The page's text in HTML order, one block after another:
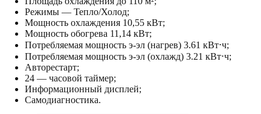
Режимы — Тепло/Холод;
Мощность охлаждения 10,55 кВт;
Мощность обогрева 11,14 кВт;
Потребляемая мощность э-эл (нагрев) 3.61 кВт⋅ч;
Потребляемая мощность э-эл (охлажд) 3.21 кВт⋅ч;
Авторестарт;
24 — часовой таймер;
Информационный дисплей;
Самодиагностика.